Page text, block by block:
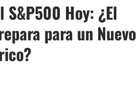
S&P500 al Alza
Hoy: ¿El
para un Nuevo